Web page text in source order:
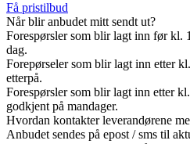
Få pristilbud
Når blir anbudet mitt sendt ut?
Forespørsler som blir lagt inn før kl.
dag.
Forepørseler som blir lagt inn etter
etterpå.
Forespørsler som blir lagt inn etter
godkjent på mandager.
Hvordan kontakter leverandørene
Anbudet sendes på epost / sms til